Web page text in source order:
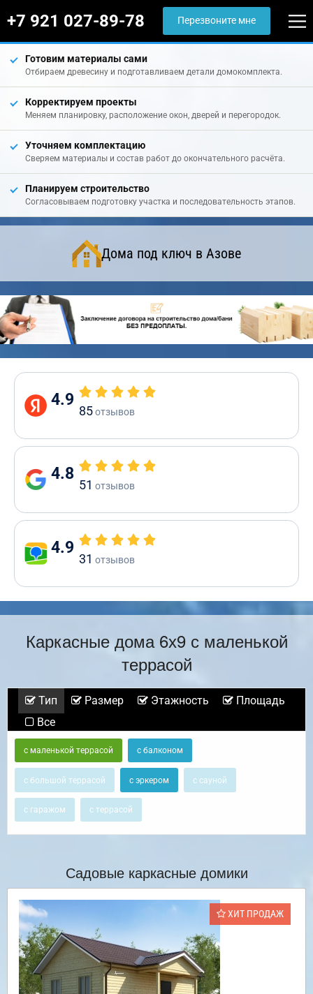
+7 921 027-89-78 Перезвоните мне
Готовим материалы сами
Отбираем древесину и подготавливаем детали домокомплекта.
Корректируем проекты
Меняем планировку, расположение окон, дверей и перегородок.
Уточняем комплектацию
Сверяем материалы и состав работ до окончательного расчёта.
Планируем строительство
Согласовываем подготовку участка и последовательность этапов.
Дома под ключ в Азове
4.9
85отзывов
4.8
51 отзывов
4.9
31 отзывов
Каркасные дома 6х9 с маленькой
террасой
Тип Размер Этажность
Площадь
Все
с маленькой террасой с балконом
с большой террасой с эркером с сауной
с гаражом с террасой
Садовые каркасные домики
ХИТ ПРОДАЖ